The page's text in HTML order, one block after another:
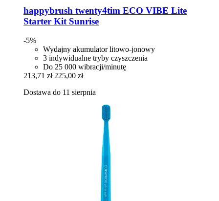
happybrush twenty4tim ECO VIBE Lite
Starter Kit Sunrise
-5%
Wydajny akumulator litowo-jonowy
3 indywidualne tryby czyszczenia
Do 25 000 wibracji/minutę
213,71 zł 225,00 zł
Dostawa do 11 sierpnia